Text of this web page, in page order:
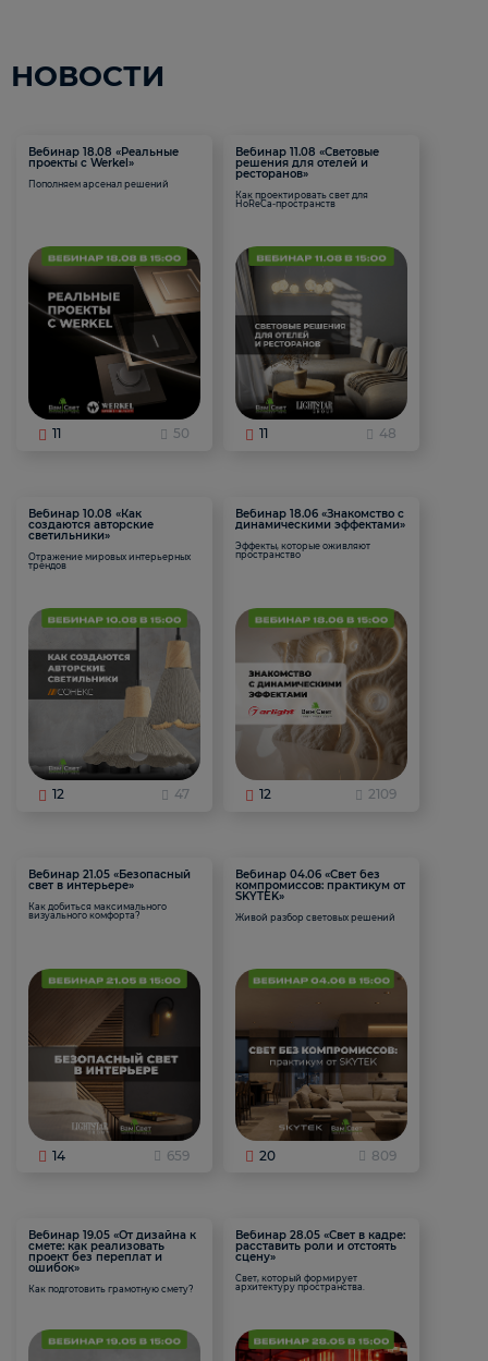
НОВОСТИ
Вебинар 18.08 «Реальные
проекты с Werkel»
Пополняем арсенал решений
11 50
Вебинар 11.08 «Световые
решения для отелей и
ресторанов»
Как проектировать свет для
HoReCa-пространств
11 48
Вебинар 10.08 «Как
создаются авторские
светильники»
Отражение мировых интерьерных
трендов
12 47
Вебинар 18.06 «Знакомство с
динамическими эффектами»
Эффекты, которые оживляют
пространство
12 2109
Вебинар 21.05 «Безопасный
свет в интерьере»
Как добиться максимального
визуального комфорта?
14 659
Вебинар 04.06 «Свет без
компромиссов: практикум от
SKYTEK»
Живой разбор световых решений
20 809
Вебинар 19.05 «От дизайна к
смете: как реализовать
проект без переплат и
ошибок»
Как подготовить грамотную смету?
Вебинар 28.05 «Свет в кадре:
расставить роли и отстоять
сцену»
Свет, который формирует
архитектуру пространства.